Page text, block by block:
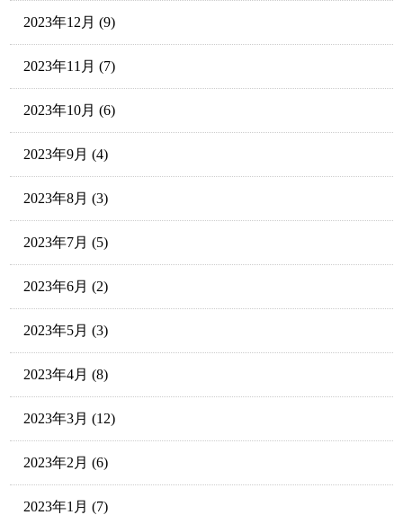
2023年12月 (9)
2023年11月 (7)
2023年10月 (6)
2023年9月 (4)
2023年8月 (3)
2023年7月 (5)
2023年6月 (2)
2023年5月 (3)
2023年4月 (8)
2023年3月 (12)
2023年2月 (6)
2023年1月 (7)